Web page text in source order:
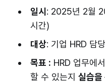
일시 : 2025년 2월
시간)
대상: 기업 HRD 담
목표 : HRD 업무에
할 수 있는지 실습을